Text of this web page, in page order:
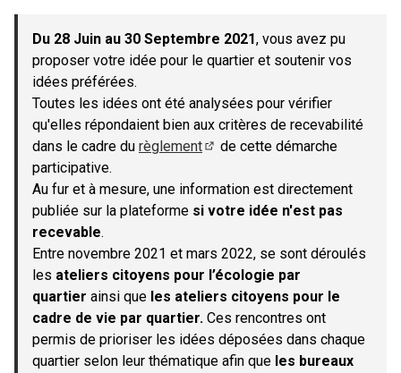
−
Du 28 Juin au 30 Septembre 2021, vous avez pu
proposer votre idée pour le quartier et soutenir vos
idées préférées.
Toutes les idées ont été analysées pour vérifier
qu'elles répondaient bien aux critères de recevabilité
dans le cadre du règlement
de cette démarche
participative.
Au fur et à mesure, une information est directement
publiée sur la plateforme si votre idée n'est pas
recevable.
Entre novembre 2021 et mars 2022, se sont déroulés
les ateliers citoyens pour l’écologie par
quartier ainsi que les ateliers citoyens pour le
cadre de vie par quartier. Ces rencontres ont
permis de prioriser les idées déposées dans chaque
quartier selon leur thématique afin que les bureaux